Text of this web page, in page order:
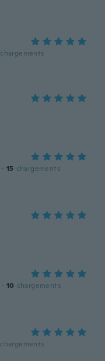
chargements
· 15 chargements
· 10 chargements
chargements